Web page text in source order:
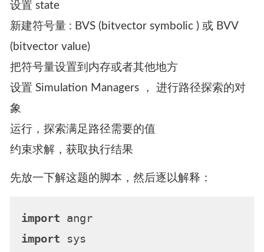
设置 state
新建符号量 : BVS (bitvector symbolic ) 或 BVV
(bitvector value)
把符号量设置到内存或者其他地方
设置 Simulation Managers ， 进行路径探索的对
象
运行，探索满足路径需要的值
约束求解，获取执行结果
先放一下解这题的脚本，然后逐以解释：
import
angr
import